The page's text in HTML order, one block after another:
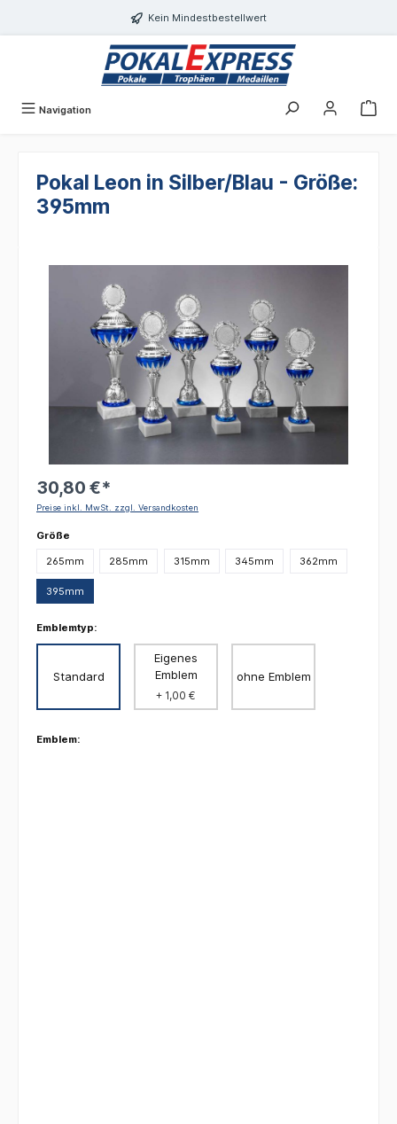
Kein Mindestbestellwert
Navigation
Pokal Leon in Silber/Blau - Größe:
395mm
30,80 €*
Preise inkl. MwSt. zzgl. Versandkosten
Größe
265mm 285mm 315mm 345mm 362mm
395mm
Emblemtyp:
Standard
Eigenes
Emblem
+ 1,00 €
ohne Emblem
Emblem: